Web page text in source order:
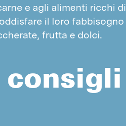
d'argento
dei letti
coda lunga
VOLANTI
e agli alimenti ricchi di
il loro fabbisogno
frutta e dolci.